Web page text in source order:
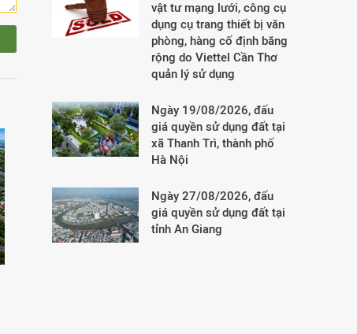
vật tư mạng lưới, công cụ
dụng cụ trang thiết bị văn
phòng, hàng cố định băng
rộng do Viettel Cần Thơ
quản lý sử dụng
Ngày 19/08/2026, đấu
giá quyền sử dụng đất tại
xã Thanh Trì, thành phố
Hà Nội
Ngày 27/08/2026, đấu
giá quyền sử dụng đất tại
tỉnh An Giang